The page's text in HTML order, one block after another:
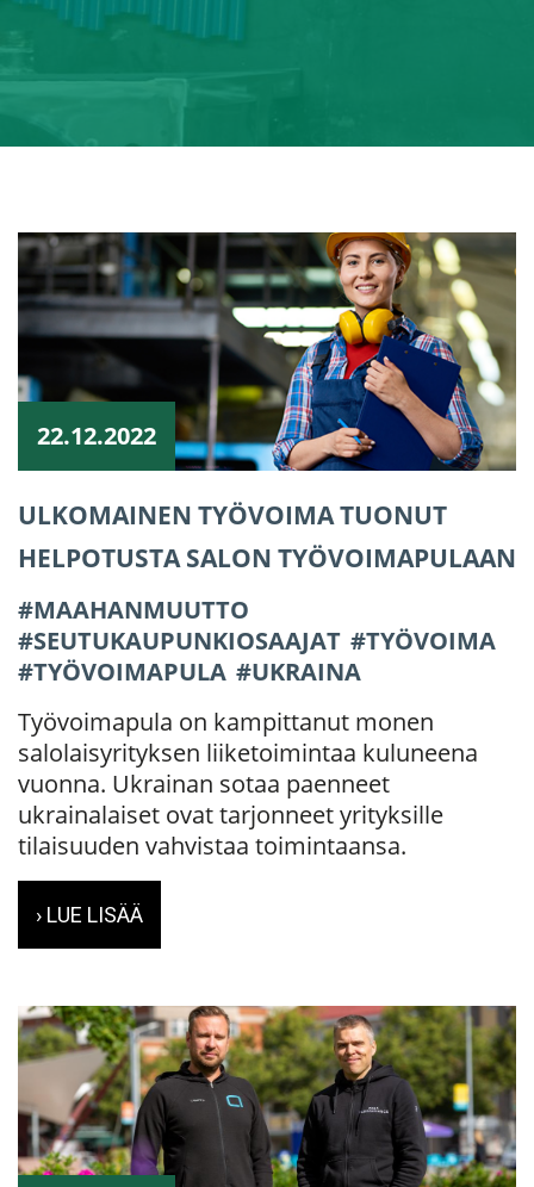
22.12.2022
ULKOMAINEN TYÖVOIMA TUONUT
HELPOTUSTA SALON TYÖVOIMAPULAAN
MAAHANMUUTTO
SEUTUKAUPUNKIOSAAJAT
TYÖVOIMA
TYÖVOIMAPULA
UKRAINA
Työvoimapula on kampittanut monen
salolaisyrityksen liiketoimintaa kuluneena
vuonna. Ukrainan sotaa paenneet
ukrainalaiset ovat tarjonneet yrityksille
tilaisuuden vahvistaa toimintaansa.
› LUE LISÄÄ